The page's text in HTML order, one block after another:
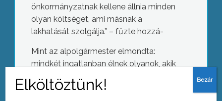
önkormányzatnak kellene állnia minden
olyan költséget, ami másnak a
lakhatását szolgálja.” – fűzte hozzá-
Mint az alpolgármester elmondta:
mindkét ingatlanban élnek olyanok, akik
jelentős, többszázezres, akár milliós